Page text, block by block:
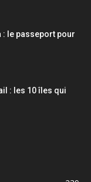
: le passeport pour
: les 10 îles qui